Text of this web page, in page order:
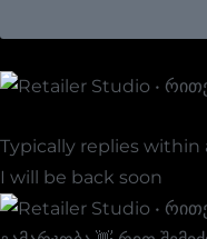
Typically replies within
I will be back soon